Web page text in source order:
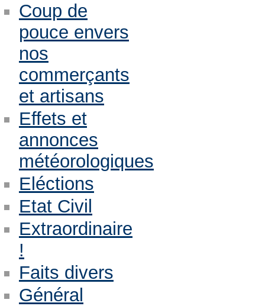
Coup de
pouce envers
nos
commerçants
et artisans
Effets et
annonces
météorologiques
Eléctions
Etat Civil
Extraordinaire
!
Faits divers
Général